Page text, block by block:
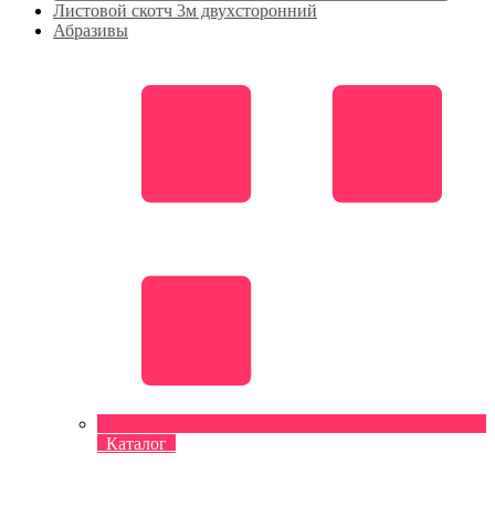
Листовой скотч 3м двухсторонний
Абразивы
Каталог